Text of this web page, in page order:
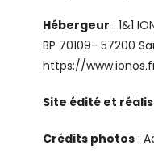
Hébergeur : 1&1
BP 70109- 57200
https://
Site édité et
Crédits photos: